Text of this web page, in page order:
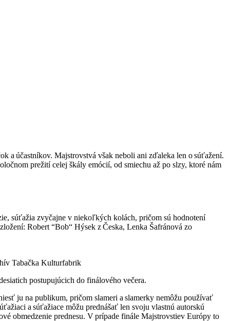
a účastníkov. Majstrovstvá však neboli ani zďaleka len o súťažení.
prežití celej škály emócií, od smiechu až po slzy, ktoré nám
súťažia zvyčajne v niekoľkých kolách, pričom sú hodnotení
Robert “Bob“ Hýsek z Česka, Lenka Šafránová zo
Tabačka Kulturfabrik
postupujúcich do finálového večera.
ju na publikum, pričom slameri a slamerky nemôžu používať
a súťažiace môžu prednášať len svoju vlastnú autorskú
obmedzenie prednesu. V prípade finále Majstrovstiev Európy to